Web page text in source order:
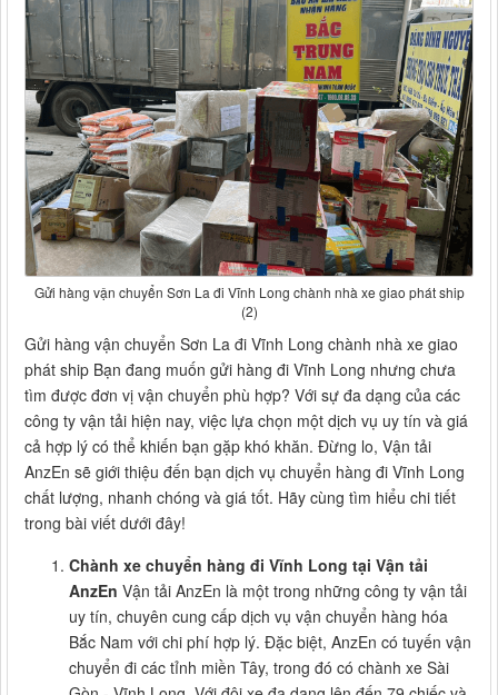
Gửi hàng vận chuyển Sơn La đi Vĩnh Long chành nhà xe giao phát ship
(2)
Gửi hàng vận chuyển Sơn La đi Vĩnh Long chành nhà xe giao
phát ship Bạn đang muốn gửi hàng đi Vĩnh Long nhưng chưa
tìm được đơn vị vận chuyển phù hợp? Với sự đa dạng của các
công ty vận tải hiện nay, việc lựa chọn một dịch vụ uy tín và giá
cả hợp lý có thể khiến bạn gặp khó khăn. Đừng lo, Vận tải
AnzEn sẽ giới thiệu đến bạn dịch vụ chuyển hàng đi Vĩnh Long
chất lượng, nhanh chóng và giá tốt. Hãy cùng tìm hiểu chi tiết
trong bài viết dưới đây!
Chành xe chuyển hàng đi Vĩnh Long tại Vận tải
AnzEn Vận tải AnzEn là một trong những công ty vận tải
uy tín, chuyên cung cấp dịch vụ vận chuyển hàng hóa
Bắc Nam với chi phí hợp lý. Đặc biệt, AnzEn có tuyến vận
chuyển đi các tỉnh miền Tây, trong đó có chành xe Sài